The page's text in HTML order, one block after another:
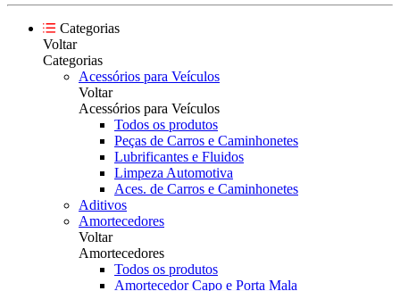
Categorias
Voltar
Categorias
Acessórios para Veículos
Voltar
Acessórios para Veículos
Todos os produtos
Peças de Carros e Caminhonetes
Lubrificantes e Fluidos
Limpeza Automotiva
Aces. de Carros e Caminhonetes
Aditivos
Amortecedores
Voltar
Amortecedores
Todos os produtos
Amortecedor Capo e Porta Mala